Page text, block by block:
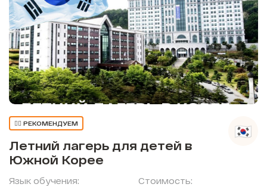
👍🏼 РЕКОМЕНДУЕМ
Летний лагерь для детей в
Южной Корее
Язык обучения:
Стоимость: